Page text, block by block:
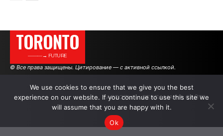
TORONTO
———→ FUTURE
© Все права защищены. Цитирование — с активной ссылкой.
АВТОРЫ РЕКЛАМА НА САЙТЕ
We use cookies to ensure that we give you the best
experience on our website. If you continue to use this site we
will assume that you are happy with it.
Ok